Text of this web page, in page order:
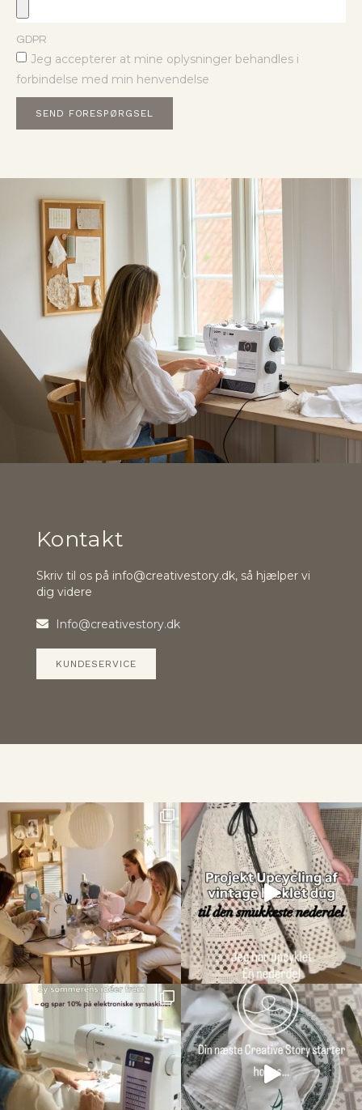
GDPR
Jeg accepterer at mine oplysninger behandles i
forbindelse med min henvendelse
SEND FORESPØRGSEL
Kontakt
Skriv til os på info@creativestory.dk, så hjælper vi
dig videre
Info@creativestory.dk
KUNDESERVICE